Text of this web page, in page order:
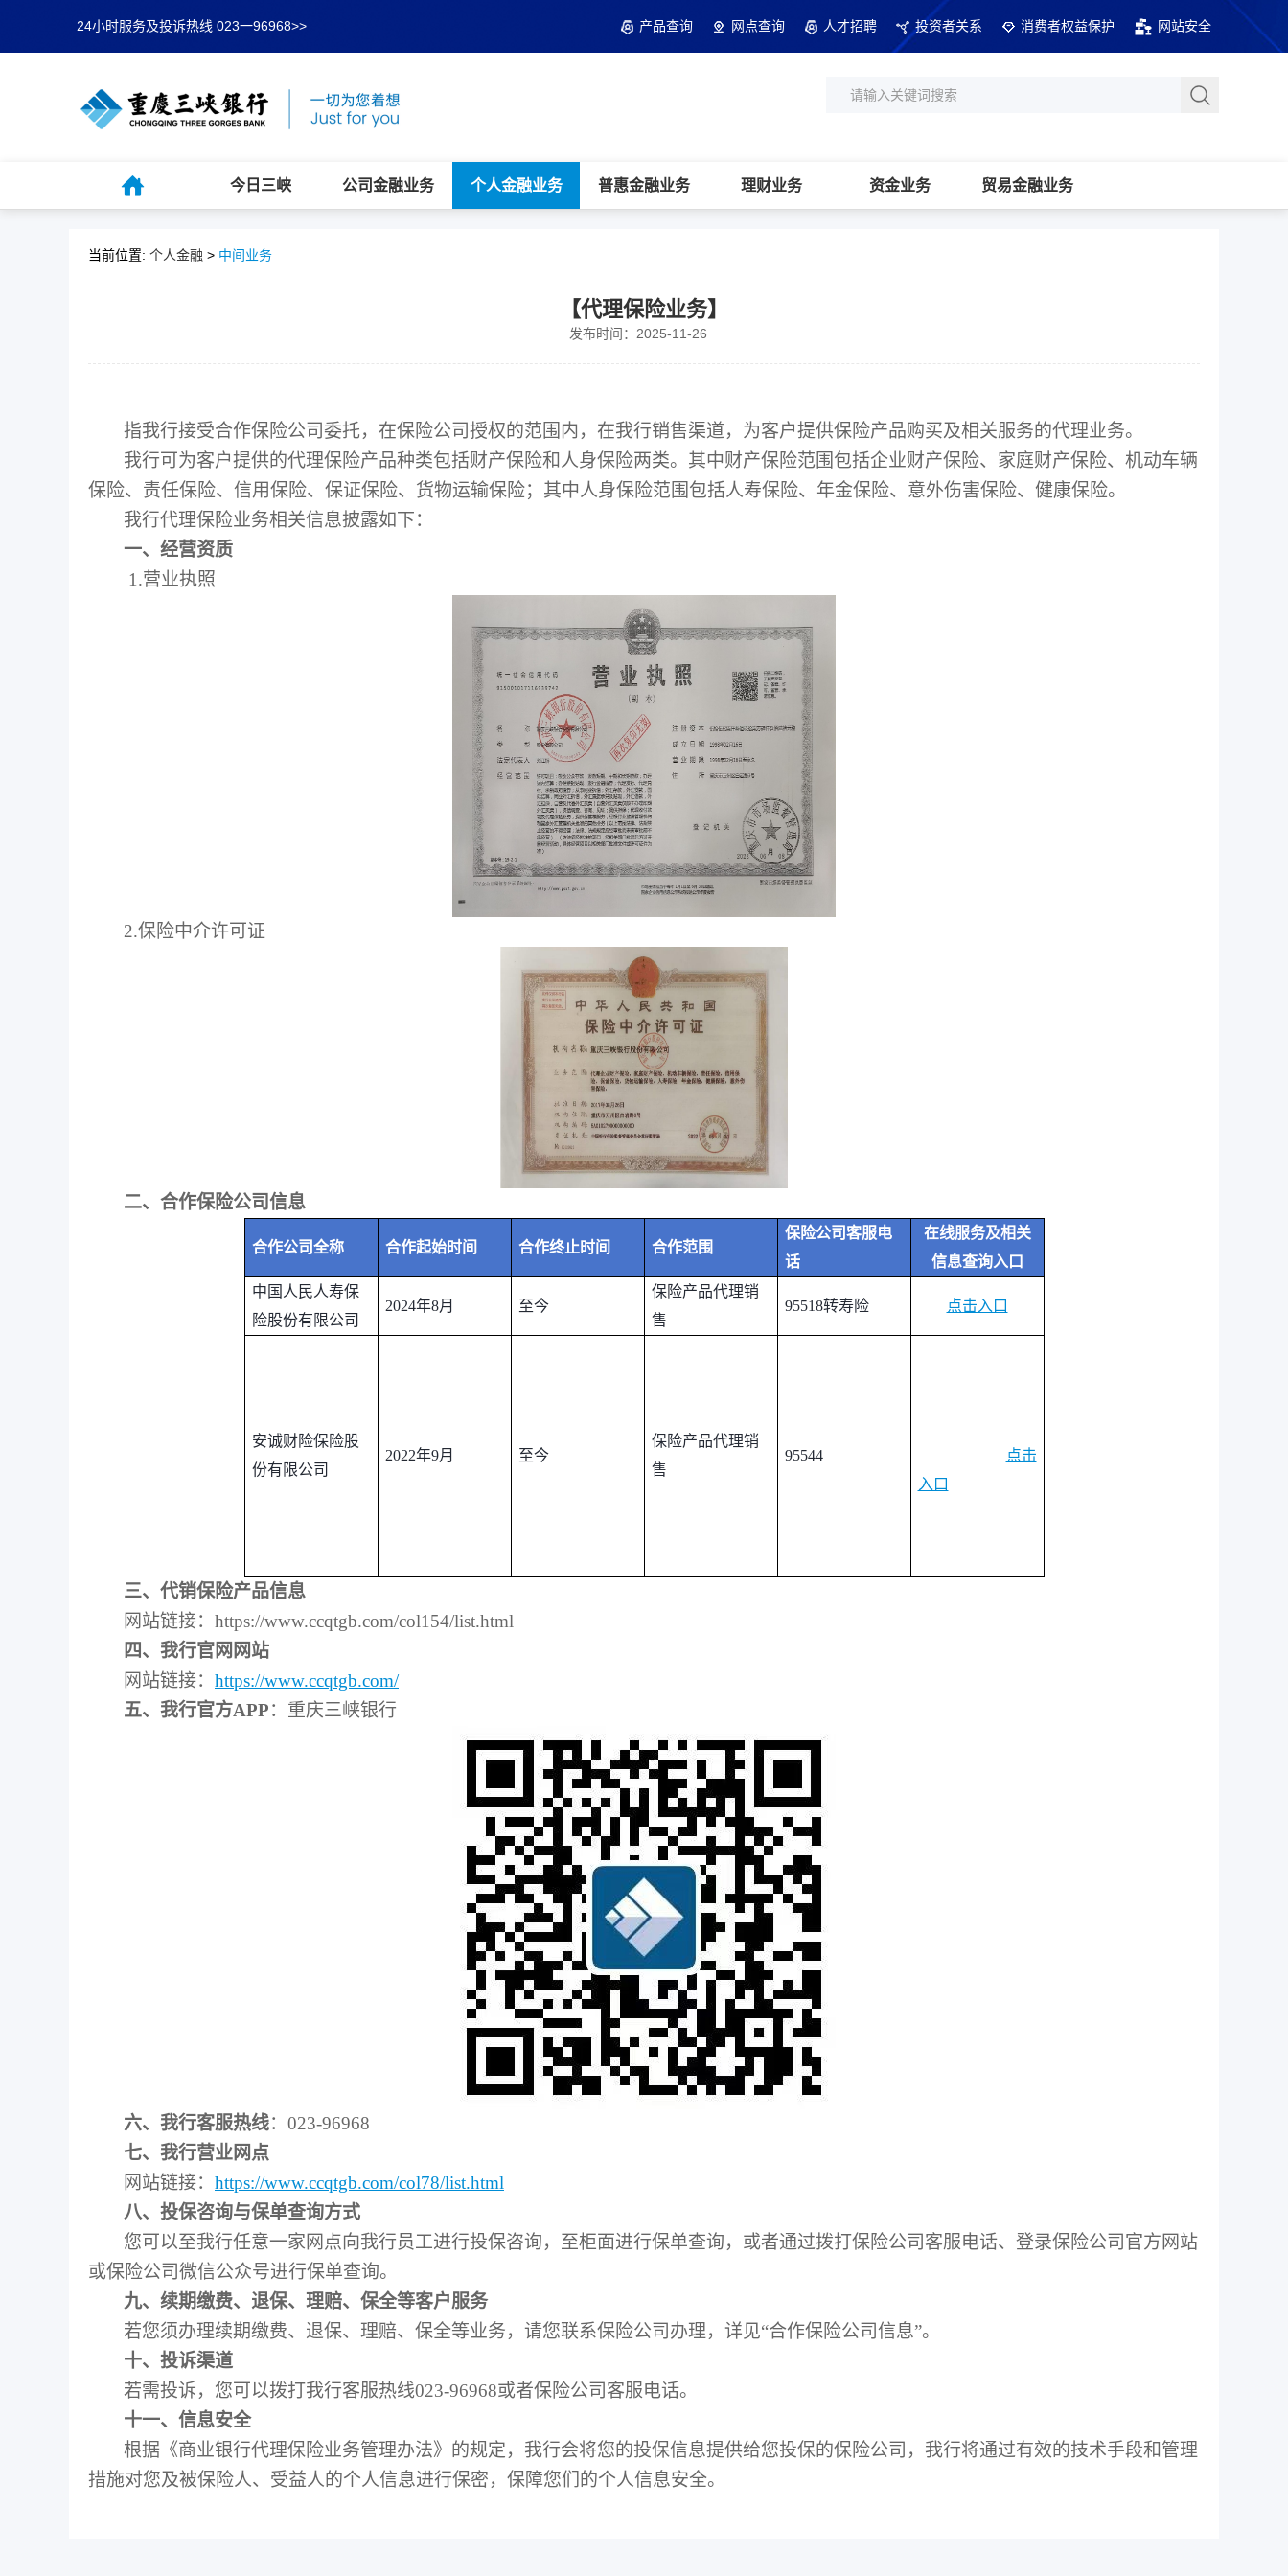
24小时服务及投诉热线 023一96968>> 产品查询 网点查询 人才招聘 投资者关系 消费者权益保护 网站安全
今日三峡 公司金融业务 个人金融业务 普惠金融业务 理财业务 资金业务 贸易金融业务
当前位置: 个人金融 > 中间业务
【代理保险业务】
发布时间：2025-11-26
指我行接受合作保险公司委托，在保险公司授权的范围内，在我行销售渠道，为客户提供保险产品购买及相关服务的代理业务。
我行可为客户提供的代理保险产品种类包括财产保险和人身保险两类。其中财产保险范围包括企业财产保险、家庭财产保险、机动车辆
保险、责任保险、信用保险、保证保险、货物运输保险；其中人身保险范围包括人寿保险、年金保险、意外伤害保险、健康保险。
我行代理保险业务相关信息披露如下：
一、经营资质
1.营业执照
2.保险中介许可证
二、合作保险公司信息
合作公司全称 合作起始时间 合作终止时间 合作范围
保险公司客服电
话
在线服务及相关
信息查询入口
中国人民人寿保
险股份有限公司
2024年8月 至今
保险产品代理销
售
95518转寿险 点击入口
安诚财险保险股
份有限公司
2022年9月 至今
保险产品代理销
售
95544
点击
入口
三、代销保险产品信息
网站链接：https://www.ccqtgb.com/col154/list.html
四、我行官网网站
网站链接： https://www.ccqtgb.com/
五、我行官方APP：重庆三峡银行
六、我行客服热线：023-96968
七、我行营业网点
网站链接： https://www.ccqtgb.com/col78/list.html
八、投保咨询与保单查询方式
您可以至我行任意一家网点向我行员工进行投保咨询，至柜面进行保单查询，或者通过拨打保险公司客服电话、登录保险公司官方网站
或保险公司微信公众号进行保单查询。
九、续期缴费、退保、理赔、保全等客户服务
若您须办理续期缴费、退保、理赔、保全等业务，请您联系保险公司办理，详见“合作保险公司信息”。
十、投诉渠道
若需投诉，您可以拨打我行客服热线023-96968或者保险公司客服电话。
十一、信息安全
根据《商业银行代理保险业务管理办法》的规定，我行会将您的投保信息提供给您投保的保险公司，我行将通过有效的技术手段和管理
措施对您及被保险人、受益人的个人信息进行保密，保障您们的个人信息安全。